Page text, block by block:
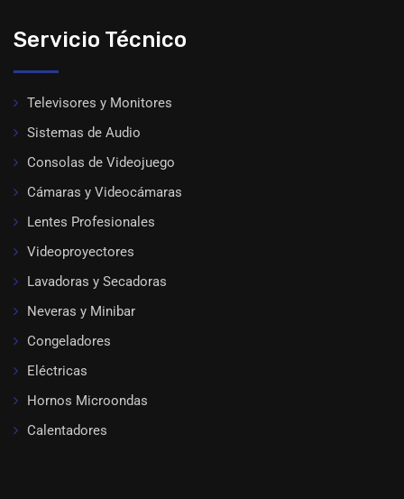
Servicio Técnico
Televisores y Monitores
Sistemas de Audio
Consolas de Videojuego
Cámaras y Videocámaras
Lentes Profesionales
Videoproyectores
Lavadoras y Secadoras
Neveras y Minibar
Congeladores
Eléctricas
Hornos Microondas
Calentadores